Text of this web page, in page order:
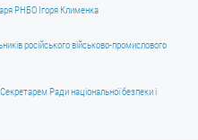
РНБО Ігоря Клименка
російського військово-промислового
Ради національної безпеки і